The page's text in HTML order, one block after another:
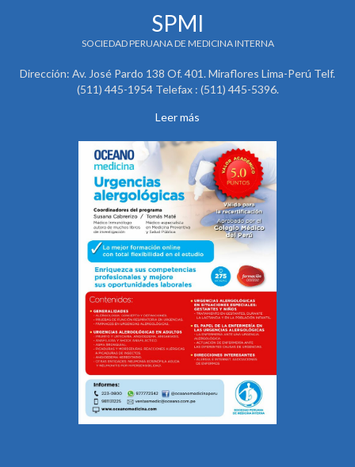
SPMI
SOCIEDAD PERUANA DE MEDICINA INTERNA
Dirección: Av. José Pardo 138 Of. 401. Miraflores Lima-Perú Telf.
(511) 445-1954 Telefax : (511) 445-5396.
Leer más